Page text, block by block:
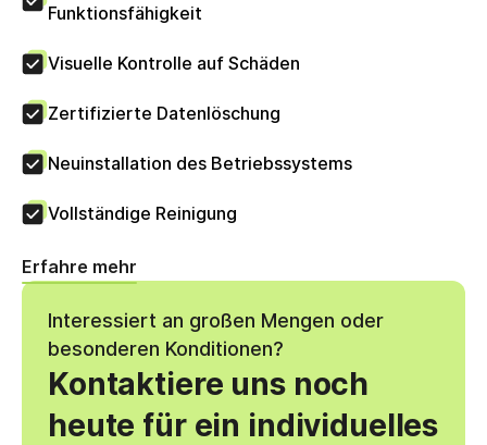
Funktionsfähigkeit
Visuelle Kontrolle auf Schäden
Zertifizierte Datenlöschung
Neuinstallation des Betriebssystems
Vollständige Reinigung
Erfahre mehr
Interessiert an großen Mengen oder
besonderen Konditionen?
Kontaktiere uns noch
heute für ein individuelles